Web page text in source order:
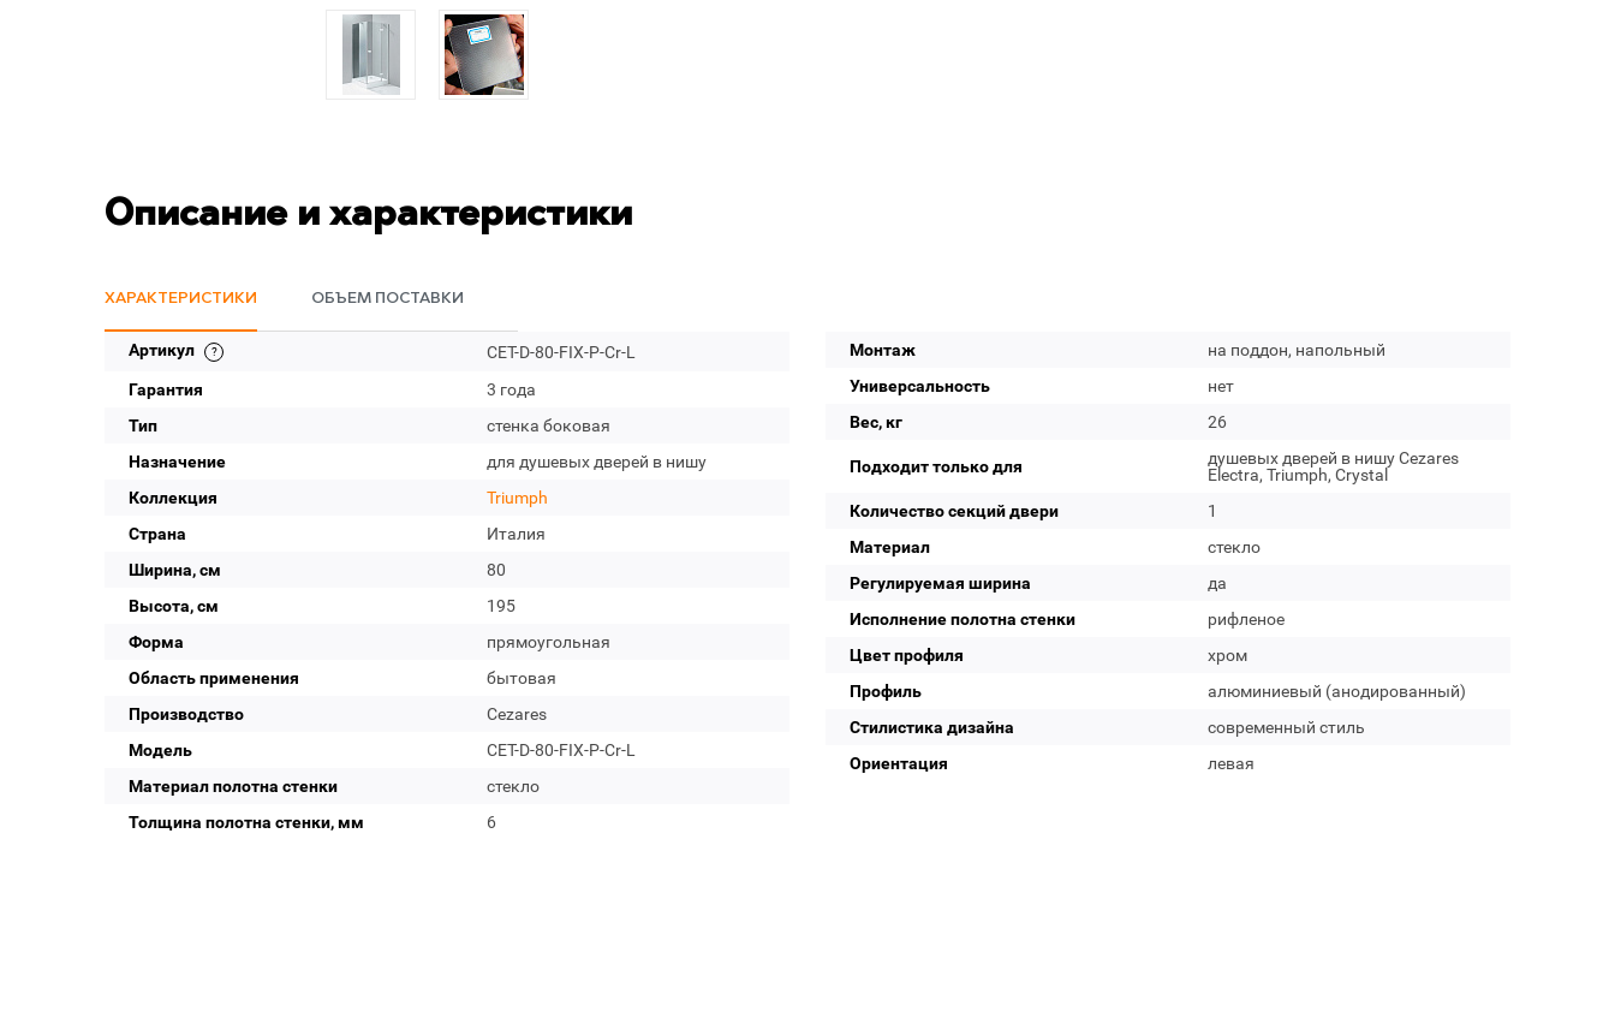
Описание и характеристики
ХАРАКТЕРИСТИКИ ОБЪЕМ ПОСТАВКИ
Артикул
CET-D-80-FIX-P-Cr-L
Гарантия
3 года
Тип
стенка боковая
Назначение
для душевых дверей в нишу
Коллекция
Triumph
Страна
Италия
Ширина, см
80
Высота, см
195
Форма
прямоугольная
Область применения
бытовая
Производство
Cezares
Модель
CET-D-80-FIX-P-Cr-L
Материал полотна стенки
стекло
Толщина полотна стенки, мм
6
Монтаж
на поддон, напольный
Универсальность
нет
Вес, кг
26
Подходит только для
душевых дверей в нишу Cezares
Electra, Triumph, Crystal
Количество секций двери
1
Материал
стекло
Регулируемая ширина
да
Исполнение полотна стенки
рифленое
Цвет профиля
хром
Профиль
алюминиевый (анодированный)
Стилистика дизайна
современный стиль
Ориентация
левая